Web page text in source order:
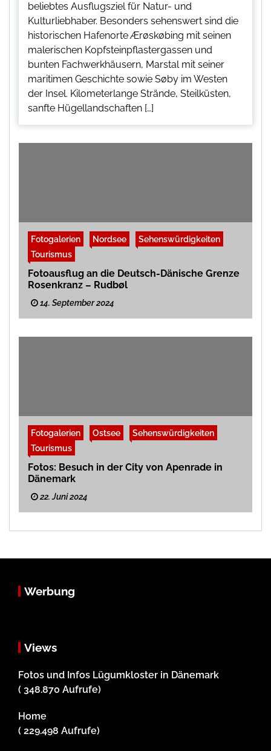
beliebtes Ausflugsziel für Natur- und
Kulturliebhaber. Besonders sehenswert sind die
historischen Hafenorte Ærøskøbing mit seinen
malerischen Kopfsteinpflastergassen und
bunten Fachwerkhäusern, Marstal mit seiner
maritimen Geschichte sowie Søby im Westen
der Insel. Kilometerlange Strände, Steilküsten,
sanfte Hügellandschaften […]
Fotogalerien Nordsee
Sehenswürdigkeiten
Tourismus
Fotoausflug an die Deutsch-Dänische Grenze
Rosenkranz – Rudbøl
14. September 2024
Fotogalerien Ostsee
Sehenswürdigkeiten
Tourismus
Fotos: Besuch in der City von Apenrade in
Dänemark
22. Juni 2024
Werbung
Views
Fotos und Infos Lügumkloster in Dänemark
( 348.870 Aufrufe)
Home
( 229.498 Aufrufe)